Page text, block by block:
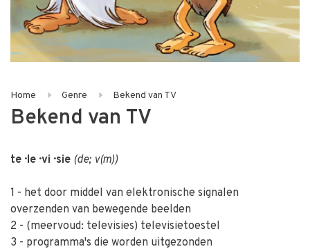
Home Genre Bekend van TV
Bekend van TV
te · le · vi · sie (de; v(m))
1 - het door middel van elektronische signalen
overzenden van bewegende beelden
2 - (meervoud: televisies) televisietoestel
3 - programma's die worden uitgezonden